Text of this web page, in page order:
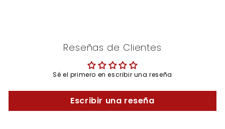
Reseñas de Clientes
Sé el primero en escribir una reseña
Escribir una reseña